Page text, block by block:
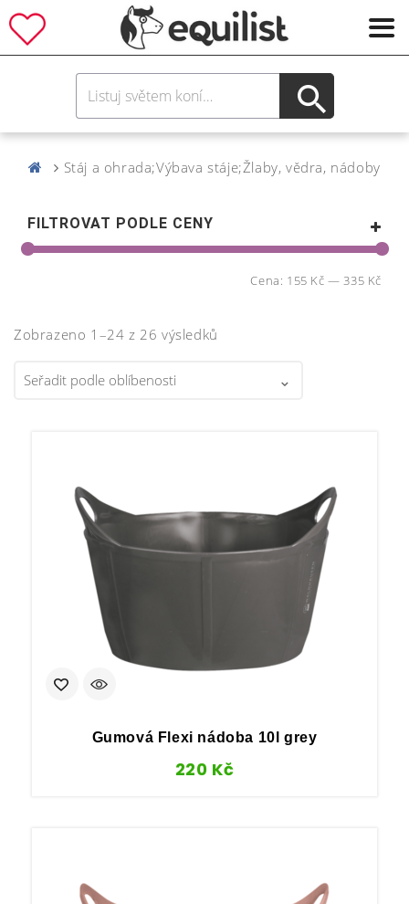
Stáj a ohrada;Výbava stáje;Žlaby, vědra, nádoby
FILTROVAT PODLE CENY
Cena: 155 Kč — 335 Kč
Zobrazeno 1–24 z 26 výsledků
Gumová Flexi nádoba 10l grey
220 Kč